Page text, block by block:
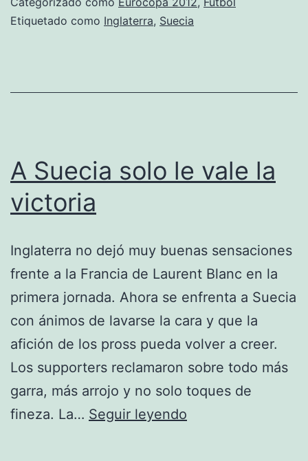
Etiquetado como Inglaterra, Suecia
A Suecia solo le vale la
victoria
Inglaterra no dejó muy buenas sensaciones
frente a la Francia de Laurent Blanc en la
primera jornada. Ahora se enfrenta a Suecia
con ánimos de lavarse la cara y que la
afición de los pross pueda volver a creer.
Los supporters reclamaron sobre todo más
garra, más arrojo y no solo toques de
fineza. La… Seguir leyendo